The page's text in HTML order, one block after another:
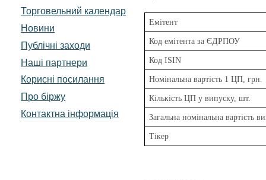
Торговельний календар
Новини
Публічні заходи
Наші партнери
Корисні посилання
Про біржу
Контактна інформація
Емітент
Код емітента за ЄДРПОУ
Код ISIN
Номінальна вартість 1 ЦП, грн.
Кількість ЦП у випуску, шт.
Загальна номінальна вартість
Тікер